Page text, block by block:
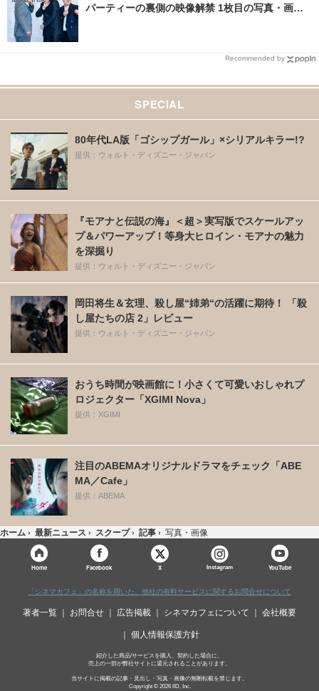
パーティーの裏側の映像解禁 1枚目の写真・画像 |
Recommended by
SPECIAL
80年代LA版「ゴシップガール」×シリアルキラー!?
提供：ウォルト・ディズニー・ジャパン
『モアナと伝説の海』＜超＞実写版でスケールアッ
プ＆パワーアップ！等身大ヒロイン・モアナの魅力
を深掘り
提供：ウォルト・ディズニー・ジャパン
岡田将生＆玄理、殺し屋“姉弟“の活躍に期待！ 「殺
し屋たちの店 2」レビュー
提供：ウォルト・ディズニー・ジャパン
おうち時間が映画館に！小さくて可愛いおしゃれプ
ロジェクター「XGIMI Nova」
提供：XGIMI
注目のABEMAオリジナルドラマをチェック「ABE
MA／Cafe」
提供：ABEMA
ホーム › 最新ニュース › スクープ › 記事 › 写真・画像
Home Facebook X Instagram YouTube
「シネマカフェ」の名称を用いた、他社の有料サービスに関するお問合せについて
著者一覧 お問合せ 広告掲載 シネマカフェについて 会社概要
個人情報保護方針
紹介した商品/サービスを購入、契約した場合に、
売上の一部が弊社サイトに還元されることがあります。
当サイトに掲載の記事・見出し・写真・画像の無断転載を禁じます。
Copyright © 2026 IID, Inc.